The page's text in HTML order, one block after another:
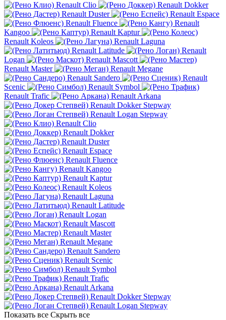
Renault Clio
Renault Dokker
Renault Duster
Renault Espace
Renault Fluence
Renault
Kangoo
Renault Kaptur
Renault Koleos
Renault Laguna
Renault Latitude
Renault
Logan
Renault Mascott
Renault Master
Renault Megane
Renault Sandero
Renault
Scenic
Renault Symbol
Renault Trafic
Renault Arkana
Renault Dokker Stepway
Renault Logan Stepway
Renault Clio
Renault Dokker
Renault Duster
Renault Espace
Renault Fluence
Renault Kangoo
Renault Kaptur
Renault Koleos
Renault Laguna
Renault Latitude
Renault Logan
Renault Mascott
Renault Master
Renault Megane
Renault Sandero
Renault Scenic
Renault Symbol
Renault Trafic
Renault Arkana
Renault Dokker Stepway
Renault Logan Stepway
Показать все Скрыть все